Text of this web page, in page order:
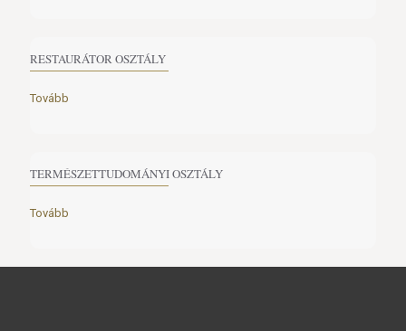
RESTAURÁTOR OSZTÁLY
Tovább
TERMÉSZETTUDOMÁNYI OSZTÁLY
Tovább